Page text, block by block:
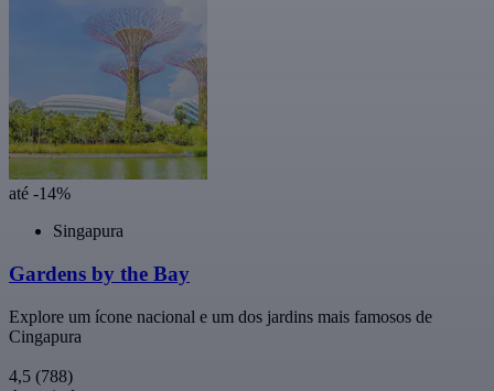
até -14%
Singapura
Gardens by the Bay
Explore um ícone nacional e um dos jardins mais famosos de
Cingapura
4,5 (788)